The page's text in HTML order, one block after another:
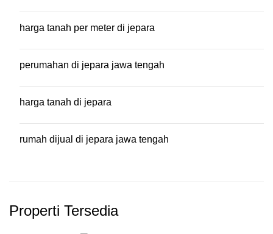
harga tanah per meter di jepara
perumahan di jepara jawa tengah
harga tanah di jepara
rumah dijual di jepara jawa tengah
Properti Tersedia